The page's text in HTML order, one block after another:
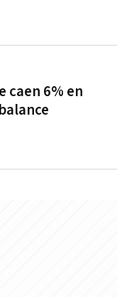
caen 6% en